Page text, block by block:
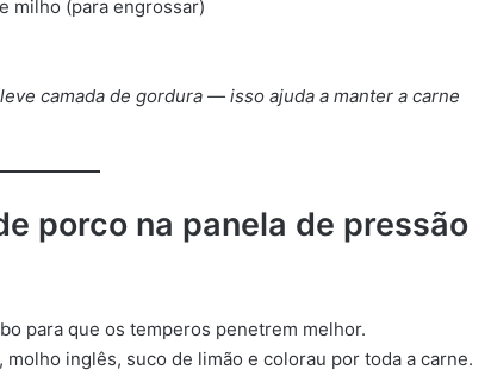
milho (para engrossar)
camada de gordura — isso ajuda a manter a carne
porco na panela de pressão
para que os temperos penetrem melhor.
inglês, suco de limão e colorau por toda a carne.